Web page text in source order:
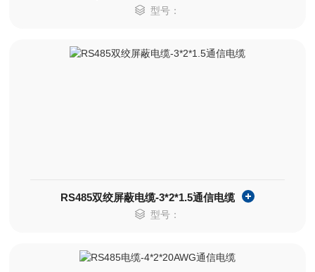
型号：
RS485双绞屏蔽电缆-3*2*1.5通信电缆
型号：